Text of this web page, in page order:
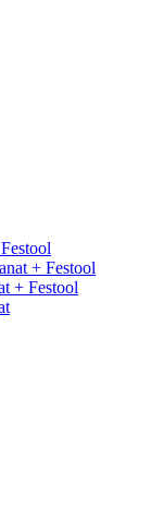
+ Festool
+ Festool